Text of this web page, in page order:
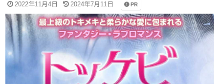
2022年11月4日 2024年7月11日 PR